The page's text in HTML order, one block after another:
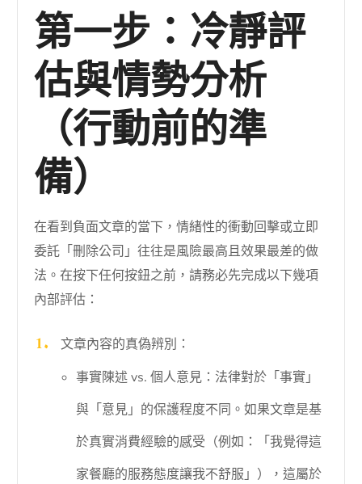
第一步：冷靜評
估與情勢分析
（行動前的準
備）
在看到負面文章的當下，情緒性的衝動回擊或立即
委託「刪除公司」往往是風險最高且效果最差的做
法。在按下任何按鈕之前，請務必先完成以下幾項
內部評估：
文章內容的真偽辨別：
事實陳述 vs. 個人意見：法律對於「事實」
與「意見」的保護程度不同。如果文章是基
於真實消費經驗的感受（例如：「我覺得這
家餐廳的服務態度讓我不舒服」），這屬於